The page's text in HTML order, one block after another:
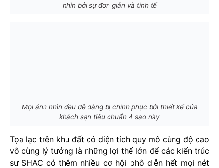
nhìn bởi sự đơn giản và tinh tế
Mọi ánh nhìn đều dễ dàng bị chinh phục bởi thiết kế của
khách sạn tiêu chuẩn 4 sao này
Tọa lạc trên khu đất có diện tích quy mô cùng độ cao
vô cùng lý tưởng là những lợi thế lớn để các kiến trúc
sư SHAC có thêm nhiều cơ hội phô diễn hết mọi nét